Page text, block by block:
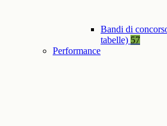
Bandi di
tabelle) 57
Performance